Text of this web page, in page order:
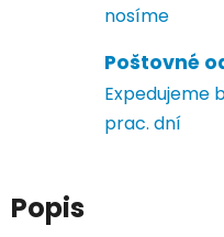
nosíme
Poštovné
Expedujeme
prac. dní
Popis